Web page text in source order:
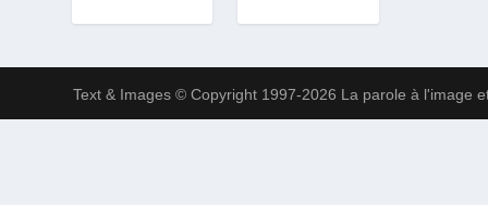
Text & Images © Copyright 1997-2026 La parole à l'image